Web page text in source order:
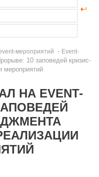
мероприятий - Event-
10 заповедей кризис-
мероприятий
НА EVENT-